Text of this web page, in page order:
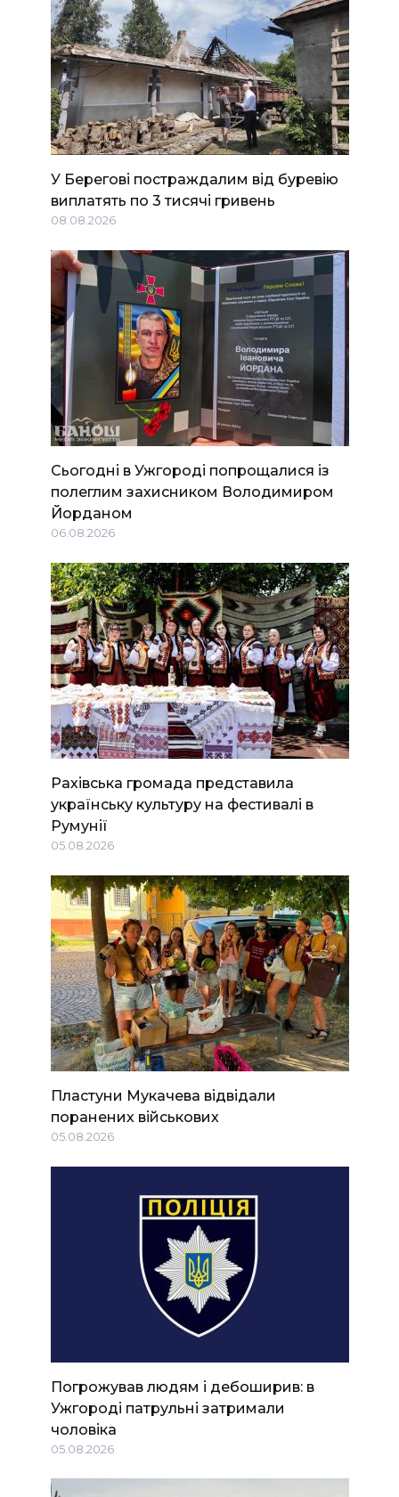
У Берегові постраждалим від буревію
виплатять по 3 тисячі гривень
08.08.2026
Сьогодні в Ужгороді попрощалися із
полеглим захисником Володимиром
Йорданом
06.08.2026
Рахівська громада представила
українську культуру на фестивалі в
Румунії
05.08.2026
Пластуни Мукачева відвідали
поранених військових
05.08.2026
Погрожував людям і дебоширив: в
Ужгороді патрульні затримали
чоловіка
05.08.2026